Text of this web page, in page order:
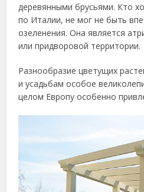
деревянными брусьями. Кто
по Италии, не мог не быть
озеленения. Она является
или придворовой территории.
Разнообразие цветущих
и усадьбам особое
целом Европу особенно